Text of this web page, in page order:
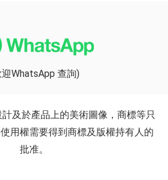
WhatsApp 查詢)
及於產品上的美術圖像，商標等只
用權需要得到商標及版權持有人的
批准。